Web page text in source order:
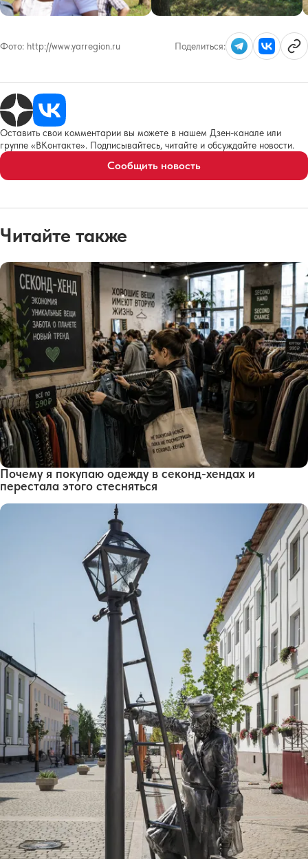
Фото: http://www.yarregion.ru Поделиться:
Оставить свои комментарии вы можете в нашем Дзен-канале или
группе «ВКонтакте». Подписывайтесь, читайте и обсуждайте новости.
Сообщить новость
Читайте также
Почему я покупаю одежду в секонд-хендах и
перестала этого стесняться